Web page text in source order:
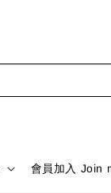
會員加入 Join